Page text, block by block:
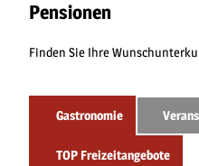
Pensionen
Finden Sie Ihre
Gastronomie
TOP Freizeitangebote